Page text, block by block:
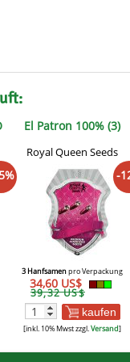
El Patron 100% (3)
Royal Queen Seeds
-
3 Hanfsamenpro Verpackung
34,60 US$
39,32 US$
kaufen
[inkl. 10% Mwst zzgl.Versand]